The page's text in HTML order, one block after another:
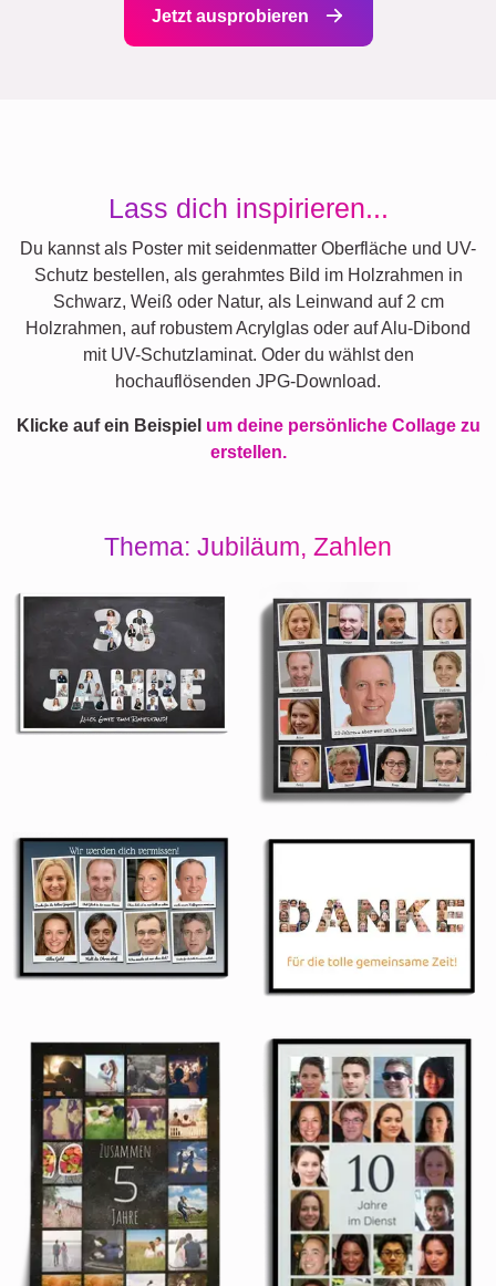
Jetzt ausprobieren
Lass dich inspirieren...
Du kannst als Poster mit seidenmatter Oberfläche und UV-
Schutz bestellen, als gerahmtes Bild im Holzrahmen in
Schwarz, Weiß oder Natur, als Leinwand auf 2 cm
Holzrahmen, auf robustem Acrylglas oder auf Alu-Dibond
mit UV-Schutzlaminat. Oder du wählst den
hochauflösenden JPG-Download.
Klicke auf ein Beispiel um deine persönliche Collage zu
erstellen.
Thema: Jubiläum, Zahlen